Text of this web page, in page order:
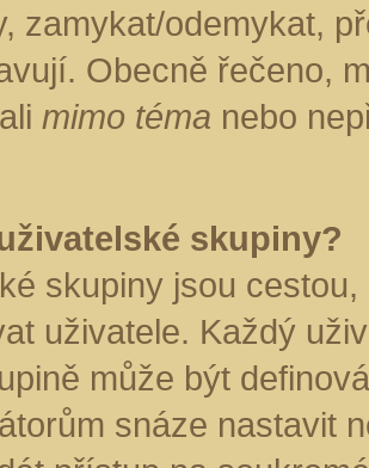
zamykat/odemykat,
Obecně řečeno,
mimo téma nebo
skupiny?
skupiny jsou
uživatele. Každý
může být
snáze nastavit